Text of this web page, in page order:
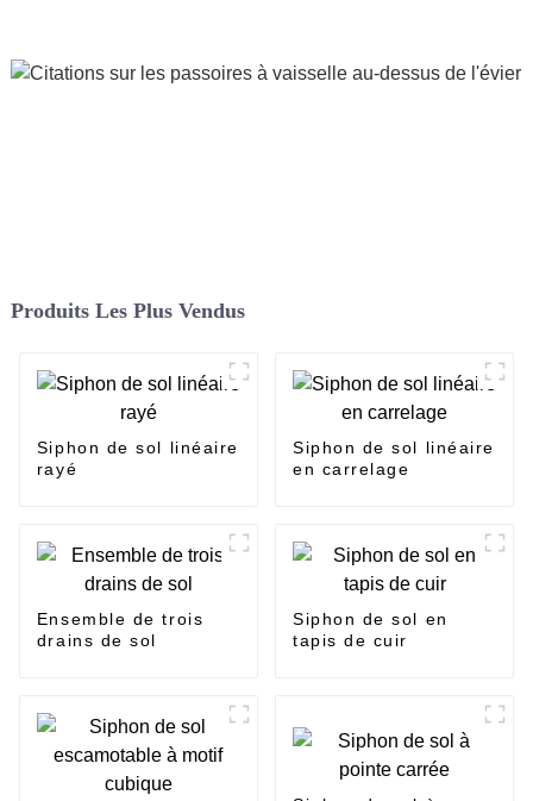
Produits Les Plus Vendus
Siphon de sol linéaire
rayé
Siphon de sol linéaire
en carrelage
Ensemble de trois
drains de sol
Siphon de sol en
tapis de cuir